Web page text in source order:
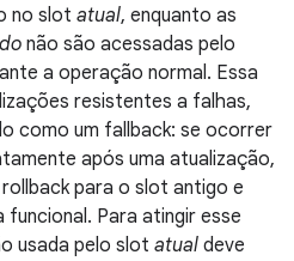
no slot atual, enquanto as
não são acessadas pelo
a operação normal. Essa
resistentes a falhas,
como um fallback: se ocorrer
após uma atualização,
para o slot antigo e
Para atingir esse
usada pelo slot atual deve